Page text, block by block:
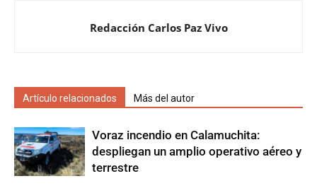
Redacción Carlos Paz Vivo
Artículo relacionados Más del autor
Voraz incendio en Calamuchita:
despliegan un amplio operativo aéreo y
terrestre